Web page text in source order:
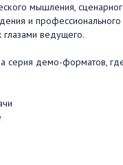
мышления,
и
глазами ведущего.
серия демо-форматов,